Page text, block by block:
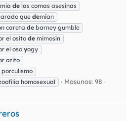
de las comas asesinas
que demian
careta de barney gumble
el osito de mimosín
el oso yogy
ozito
porculismo
homosexual
Masunos: 98